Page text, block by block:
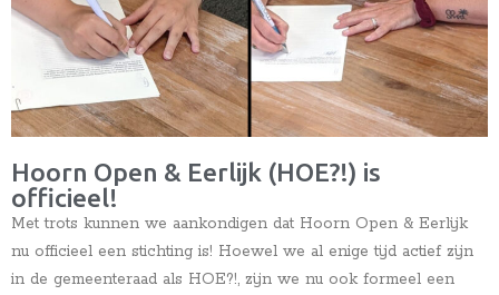
Hoorn Open & Eerlijk (HOE?!) is
officieel!
Met trots kunnen we aankondigen dat Hoorn Open & Eerlijk
nu officieel een stichting is! Hoewel we al enige tijd actief zijn
in de gemeenteraad als HOE?!, zijn we nu ook formeel een